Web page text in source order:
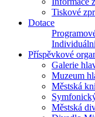
Tiskové
Dotace
Příspěvkové
Galerie
Muzeum
Městská
Městská